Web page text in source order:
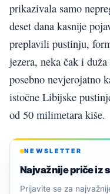
prikazivala samo
deset dana kasnije
preplavili pustinju,
jezera, neka čak i
posebno nevjerojatno
istočne Libijske
od 50 milimetara kiše.
NEWSLETTER
Najvažnije priče iz
Prijavite se za